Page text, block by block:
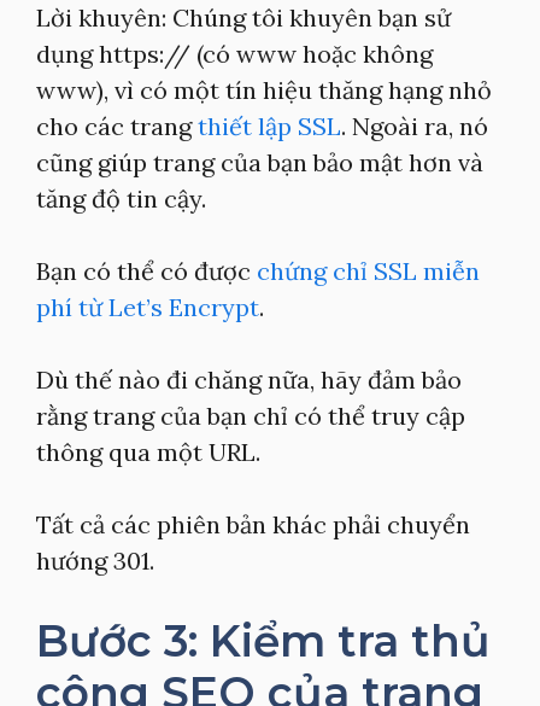
Lời khuyên: Chúng tôi khuyên bạn sử
dụng https:// (có www hoặc không
www), vì có một tín hiệu thăng hạng nhỏ
cho các trangthiết lập SSL. Ngoài ra, nó
cũng giúp trang của bạn bảo mật hơn và
tăng độ tin cậy.
Bạn có thể có được chứng chỉ SSL miễn
phí từ Let’s Encrypt.
Dù thế nào đi chăng nữa, hãy đảm bảo
rằng trang của bạn chỉ có thể truy cập
thông qua một URL.
Tất cả các phiên bản khác phải chuyển
hướng 301.
Bước 3: Kiểm tra thủ
công SEO của trang